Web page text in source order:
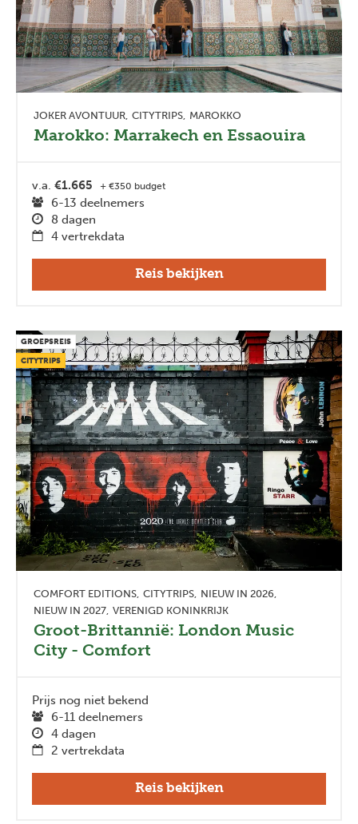
JOKER AVONTUUR CITYTRIPS MAROKKO
Marokko: Marrakech en Essaouira
v.a. €1.665 + €350 budget
6-13 deelnemers
8 dagen
4 vertrekdata
Reis bekijken
GROEPSREIS
CITYTRIPS
COMFORT EDITIONS CITYTRIPS NIEUW IN 2026
NIEUW IN 2027 VERENIGD KONINKRIJK
Groot-Brittannië: London Music
City - Comfort
Prijs nog niet bekend
6-11 deelnemers
4 dagen
2 vertrekdata
Reis bekijken